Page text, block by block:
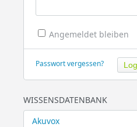
Angemeldet bleiben
Passwort vergessen?
WISSENSDATENBANK
Akuvox